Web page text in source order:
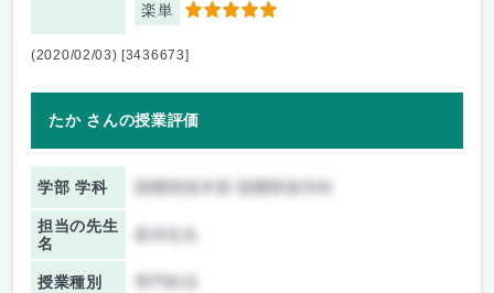
楽単 5
(2020/02/03) [3436673]
たか さんの授業評価
学部 学科
担当の先生
名
授業種別